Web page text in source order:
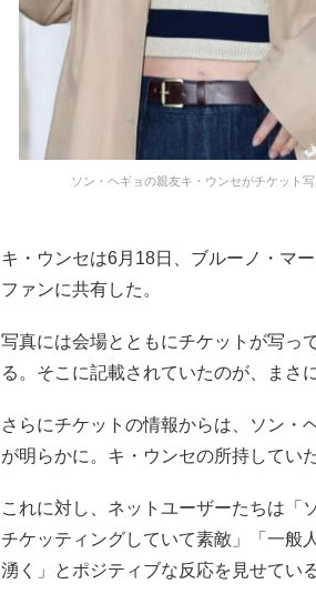
ソン・ヘギョの親友キ・ウンセがチケット
キ・ウンセは6月18日、ブルーノ・マ
ファンに共有した。
写真には会場とともにチケットが写っ
る。そこに記載されていたのが、まさ
さらにチケットの情報からは、ソン・
が明らかに。キ・ウンセの所持してい
これに対し、ネットユーザーたちは「
チケッティングしていて素敵」「一般
湧く」とポジティブな反応を見せている